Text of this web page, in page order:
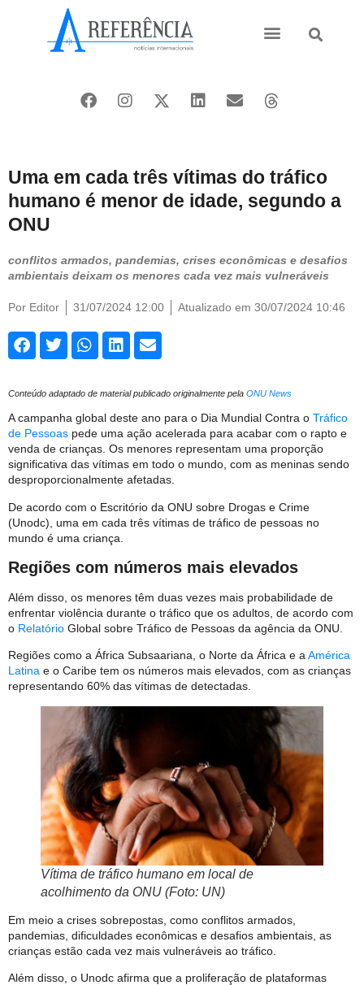
Uma em cada três vítimas do tráfico
humano é menor de idade, segundo a
ONU
conflitos armados, pandemias, crises econômicas e desafios
ambientais deixam os menores cada vez mais vulneráveis
Por Editor 31/07/2024 12:00 Atualizado em 30/07/2024 10:46
Conteúdo adaptado de material publicado originalmente pela ONU News
A campanha global deste ano para o Dia Mundial Contra o Tráfico
de Pessoas pede uma ação acelerada para acabar com o rapto e
venda de crianças. Os menores representam uma proporção
significativa das vítimas em todo o mundo, com as meninas sendo
desproporcionalmente afetadas.
De acordo com o Escritório da ONU sobre Drogas e Crime
(Unodc), uma em cada três vítimas de tráfico de pessoas no
mundo é uma criança.
Regiões com números mais elevados
Além disso, os menores têm duas vezes mais probabilidade de
enfrentar violência durante o tráfico que os adultos, de acordo com
o Relatório Global sobre Tráfico de Pessoas da agência da ONU.
Regiões como a África Subsaariana, o Norte da África e aAmérica
Latina e o Caribe tem os números mais elevados, com as crianças
representando 60% das vítimas de detectadas.
Vítima de tráfico humano em local de
acolhimento da ONU (Foto: UN)
Em meio a crises sobrepostas, como conflitos armados,
pandemias, dificuldades econômicas e desafios ambientais, as
crianças estão cada vez mais vulneráveis ​​ao tráfico.
Além disso, o Unodc afirma que a proliferação de plataformas